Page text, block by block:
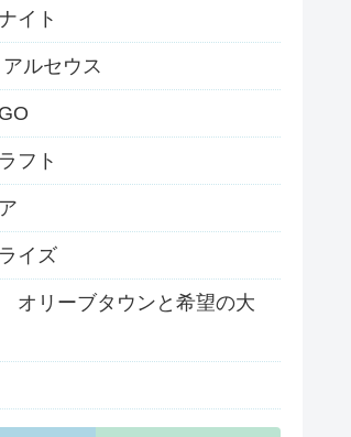
イト
ルセウス
フト
イズ
オリーブタウンと希望の大